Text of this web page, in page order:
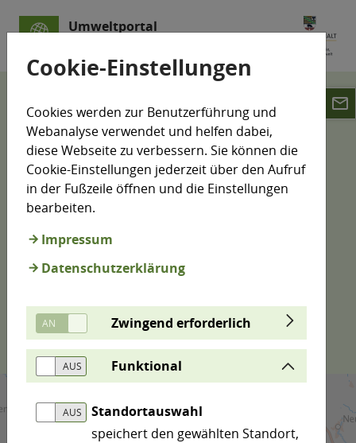
Umweltportal
Karten
Umweltdaten-Karte
Viele Informationen zur Umwelt können auf Karten
dargestellt werden. Hier haben wir aus vielen
Bereichen Informationen zusammengeführt. Sie
können einen Standort vorgeben oder direkt in der
Objekten und werden gegebenenfalls direkt zu
weiterführenden Inhalten geleitet.
Cookie-Einstellungen
Cookies werden zur Benutzerführung und
Webanalyse verwendet und helfen dabei,
diese Webseite zu verbessern. Sie können die
Cookie-Einstellungen jederzeit über den Aufruf
in der Fußzeile öffnen und die Einstellungen
bearbeiten.
Impressum
Datenschutzerklärung
Zwingend erforderlich
Funktional
Standortauswahl
speichert den gewählten Standort,
email